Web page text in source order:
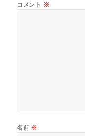
コメント ※
名前 ※